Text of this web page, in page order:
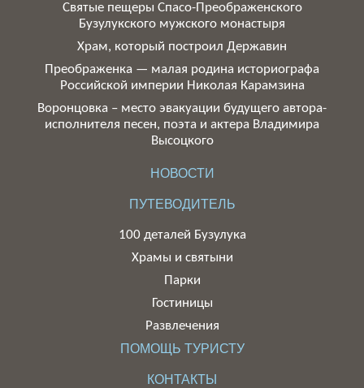
Святые пещеры Спасо-Преображенского
Бузулукского мужского монастыря
Храм, который построил Державин
Преображенка — малая родина историографа
Российской империи Николая Карамзина
Воронцовка – место эвакуации будущего автора-
исполнителя песен, поэта и актера Владимира
Высоцкого
НОВОСТИ
ПУТЕВОДИТЕЛЬ
100 деталей Бузулука
Храмы и святыни
Парки
Гостиницы
Развлечения
ПОМОЩЬ ТУРИСТУ
КОНТАКТЫ